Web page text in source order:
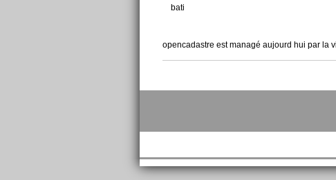
bati
opencadastre est managé aujourd hui par la
document